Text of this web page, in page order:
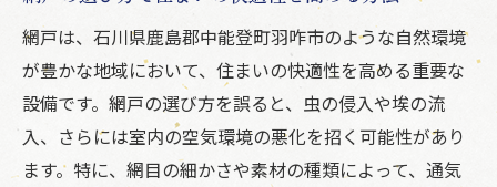
網戸は、石川県鹿島郡中能登町羽咋市のような自然環境
が豊かな地域において、住まいの快適性を高める重要な
設備です。網戸の選び方を誤ると、虫の侵入や埃の流
入、さらには室内の空気環境の悪化を招く可能性があり
ます。特に、網目の細かさや素材の種類によって、通気